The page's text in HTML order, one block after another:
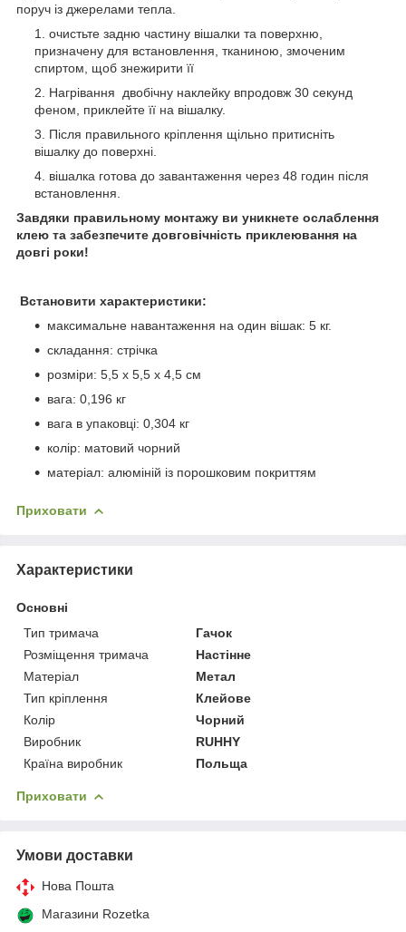
поруч із джерелами тепла.
очистьте задню частину вішалки та поверхню,
призначену для встановлення, тканиною, змоченим
спиртом, щоб знежирити її
Нагрівання
двобічну наклейку впродовж 30 секунд
феном, приклейте її на вішалку.
Після правильного кріплення щільно притисніть
вішалку до поверхні.
вішалка готова до завантаження через 48 годин після
встановлення.
Завдяки правильному монтажу ви уникнете ослаблення
клею та забезпечите довговічність приклеювання на
довгі роки!
Встановити характеристики:
максимальне навантаження на один вішак: 5 кг.
складання: стрічка
розміри: 5,5 х 5,5 х 4,5 см
вага: 0,196 кг
вага в упаковці: 0,304 кг
колір: матовий чорний
матеріал: алюміній із порошковим покриттям
Приховати
Характеристики
Основні
Тип тримача
Гачок
Розміщення тримача
Настінне
Матеріал
Метал
Тип кріплення
Клейове
Колір
Чорний
Виробник
RUHHY
Країна виробник
Польща
Приховати
Умови доставки
Нова Пошта
Магазини Rozetka